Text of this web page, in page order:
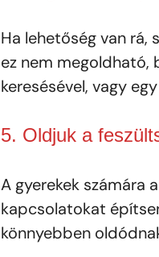
Ha lehetőség van rá,
ez nem megoldható,
keresésével, vagy
5. Oldjuk a
A gyerekek számára
kapcsolatokat
könnyebben